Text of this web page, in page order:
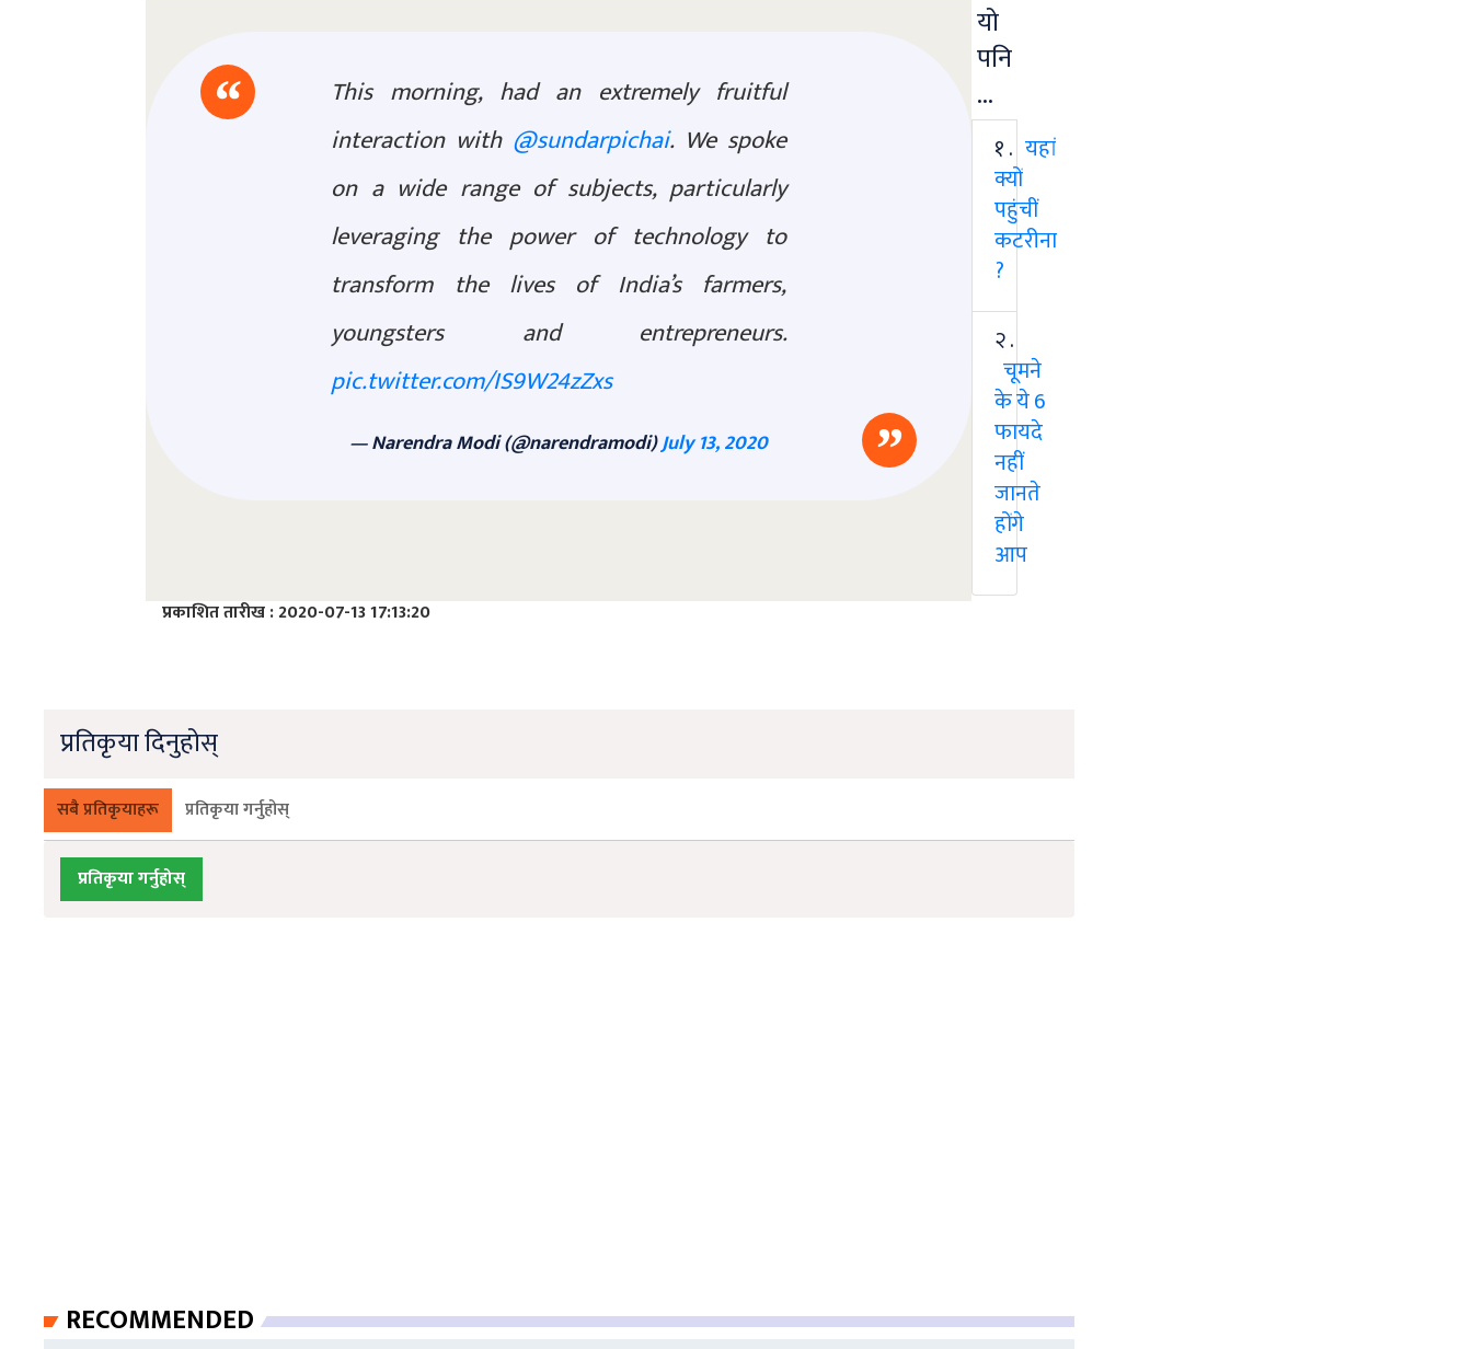
This morning, had an extremely fruitful
interaction with @sundarpichai. We spoke
on a wide range of subjects, particularly
leveraging the power of technology to
transform the lives of India’s farmers,
youngsters and entrepreneurs.
pic.twitter.com/IS9W24zZxs
— Narendra Modi (@narendramodi)July 13, 2020
यो
पनि
...
१ . यहां
क्यों
पहुंचीं
कटरीना
?
२ .
चूमने
के ये 6
फायदे
नहीं
जानते
होंगे
आप
प्रकाशित तारीख : 2020-07-13 17:13:20
प्रतिकृया दिनुहोस्
सबै प्रतिकृयाहरू प्रतिकृया गर्नुहोस्
प्रतिकृया गर्नुहोस्
RECOMMENDED